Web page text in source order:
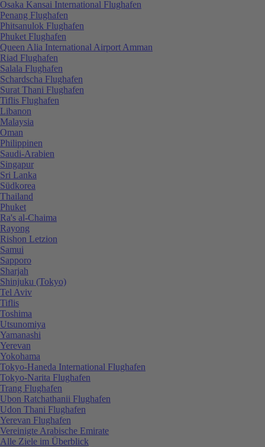
Osaka Kansai International Flughafen
Penang Flughafen
Phitsanulok Flughafen
Phuket Flughafen
Queen Alia International Airport Amman
Riad Flughafen
Salala Flughafen
Schardscha Flughafen
Surat Thani Flughafen
Tiflis Flughafen
Libanon
Malaysia
Oman
Philippinen
Saudi-Arabien
Singapur
Sri Lanka
Südkorea
Thailand
Phuket
Ra's al-Chaima
Rayong
Rishon Letzion
Samui
Sapporo
Sharjah
Shinjuku (Tokyo)
Tel Aviv
Tiflis
Toshima
Utsunomiya
Yamanashi
Yerevan
Yokohama
Tokyo-Haneda International Flughafen
Tokyo-Narita Flughafen
Trang Flughafen
Ubon Ratchathanii Flughafen
Udon Thani Flughafen
Yerevan Flughafen
Vereinigte Arabische Emirate
Alle Ziele im Überblick